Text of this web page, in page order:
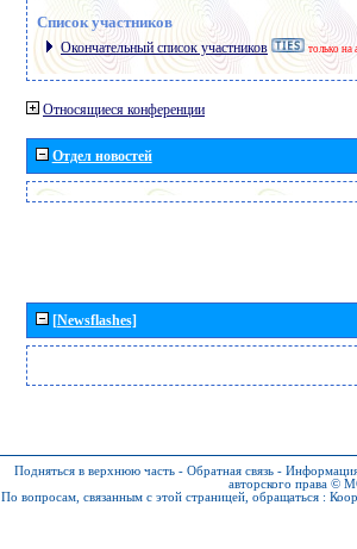
Список участников
Окончательный список участников только на
Относящиеся конференции
Отдел новостей
[Newsflashes]
Подняться в верхнюю часть - Обратная связь - Информация
авторского права ©
По вопросам, связанным с этой страницей, обращаться :